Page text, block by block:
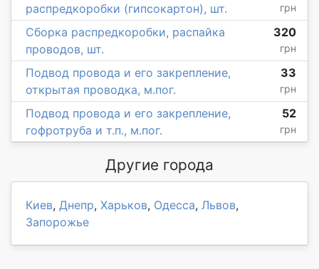
распредкоробки (гипсокартон), шт.
грн
Сборка распредкоробки, распайка
проводов, шт.
320
грн
Подвод провода и его закрепление,
открытая проводка, м.пог.
33
грн
Подвод провода и его закрепление,
гофротруба и т.п., м.пог.
52
грн
Другие города
Киев, Днепр, Харьков, Одесса, Львов,
Запорожье